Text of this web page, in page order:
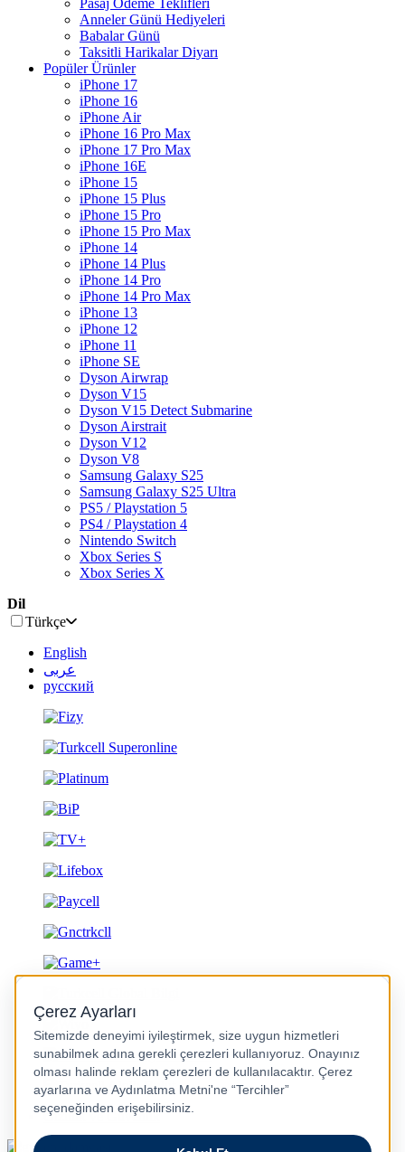
Anneler Günü Hediyeleri
Babalar Günü
Taksitli Harikalar Diyarı
Popüler Ürünler
iPhone 17
iPhone 16
iPhone Air
iPhone 16 Pro Max
iPhone 17 Pro Max
iPhone 16E
iPhone 15
iPhone 15 Plus
iPhone 15 Pro
iPhone 15 Pro Max
iPhone 14
iPhone 14 Plus
iPhone 14 Pro
iPhone 14 Pro Max
iPhone 13
iPhone 12
iPhone 11
iPhone SE
Dyson Airwrap
Dyson V15
Dyson V15 Detect Submarine
Dyson Airstrait
Dyson V12
Dyson V8
Samsung Galaxy S25
Samsung Galaxy S25 Ultra
PS5 / Playstation 5
PS4 / Playstation 4
Nintendo Switch
Xbox Series S
Xbox Series X
Dil
Türkçe
English
عربى
русский
Gizlilik ve Güvenlik